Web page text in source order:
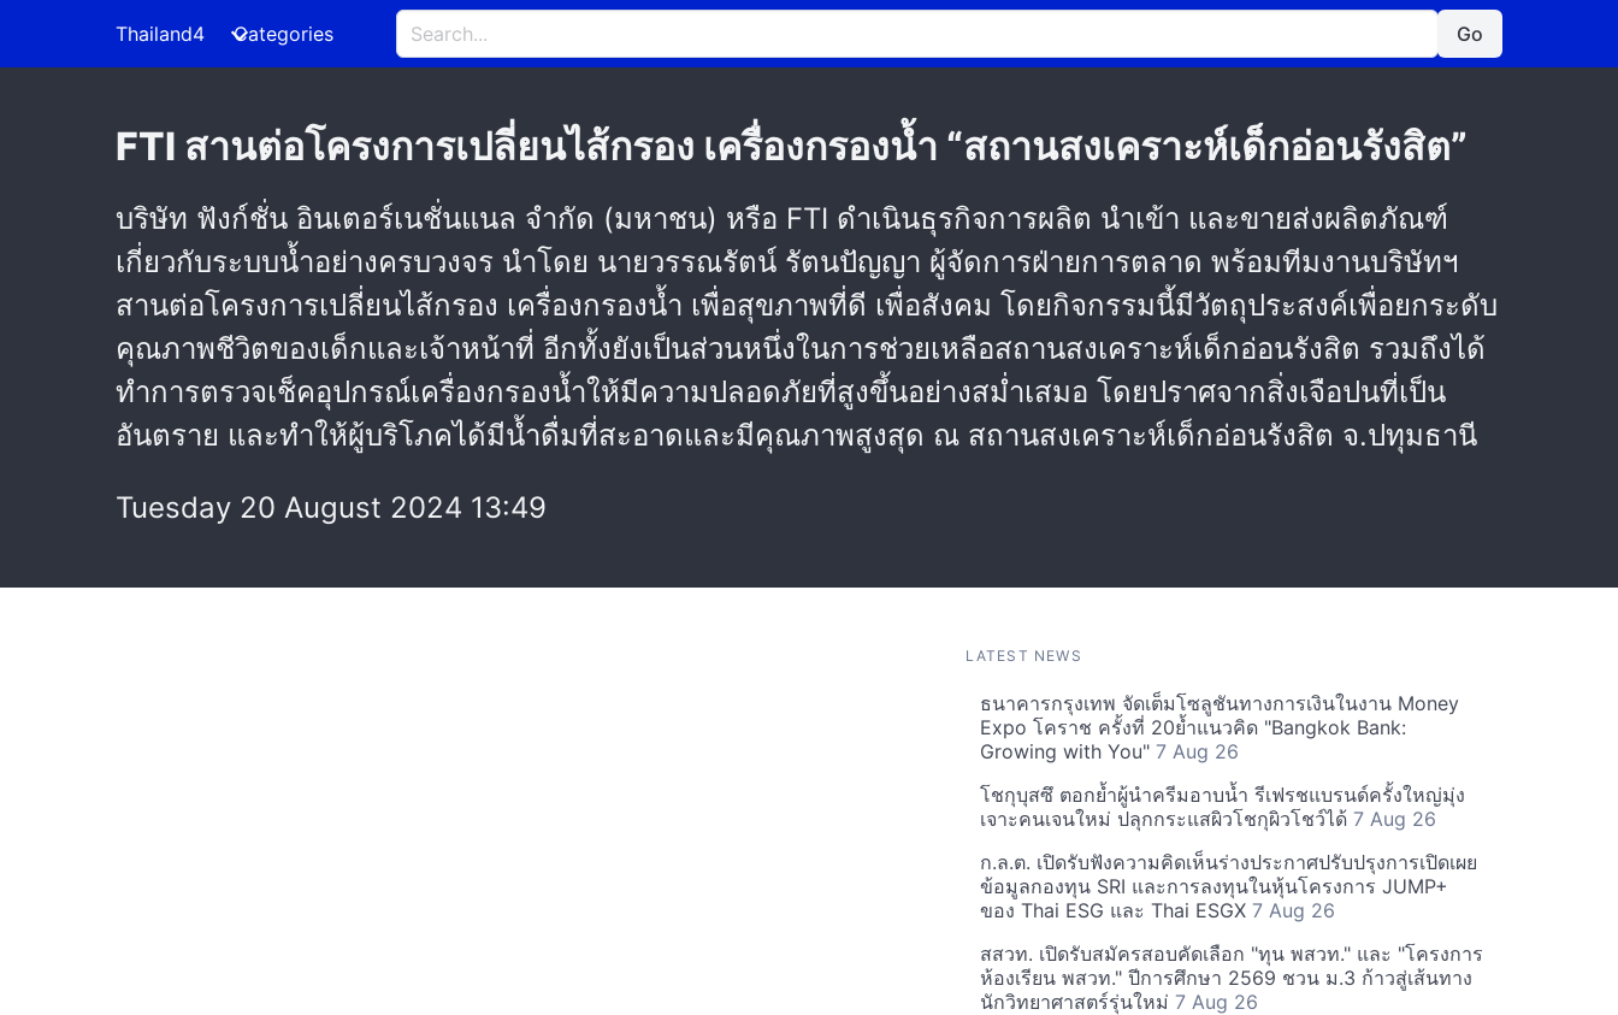
Thailand4 Categories Go
FTI สานต่อโครงการเปลี่ยนไส้กรอง เครื่องกรองน้ำ “สถานสงเคราะห์เด็กอ่อนรังสิต”
บริษัท ฟังก์ชั่น อินเตอร์เนชั่นแนล จำกัด (มหาชน) หรือ FTI ดำเนินธุรกิจการผลิต นำเข้า และขายส่งผลิตภัณฑ์
เกี่ยวกับระบบน้ำอย่างครบวงจร นำโดย นายวรรณรัตน์ รัตนปัญญา ผู้จัดการฝ่ายการตลาด พร้อมทีมงานบริษัทฯ
สานต่อโครงการเปลี่ยนไส้กรอง เครื่องกรองน้ำ เพื่อสุขภาพที่ดี เพื่อสังคม โดยกิจกรรมนี้มีวัตถุประสงค์เพื่อยกระดับ
คุณภาพชีวิตของเด็กและเจ้าหน้าที่ อีกทั้งยังเป็นส่วนหนึ่งในการช่วยเหลือสถานสงเคราะห์เด็กอ่อนรังสิต รวมถึงได้
ทำการตรวจเช็คอุปกรณ์เครื่องกรองน้ำให้มีความปลอดภัยที่สูงขึ้นอย่างสม่ำเสมอ โดยปราศจากสิ่งเจือปนที่เป็น
อันตราย และทำให้ผู้บริโภคได้มีน้ำดื่มที่สะอาดและมีคุณภาพสูงสุด ณ สถานสงเคราะห์เด็กอ่อนรังสิต จ.ปทุมธานี
Tuesday 20 August 2024 13:49
LATEST NEWS
ธนาคารกรุงเทพ จัดเต็มโซลูชันทางการเงินในงาน Money
Expo โคราช ครั้งที่ 20ย้ำแนวคิด "Bangkok Bank:
Growing with You" 7 Aug 26
โชกุบุสซึ ตอกย้ำผู้นำครีมอาบน้ำ รีเฟรชแบรนด์ครั้งใหญ่มุ่ง
เจาะคนเจนใหม่ ปลุกกระแสผิวโชกุผิวโชว์ได้ 7 Aug 26
ก.ล.ต. เปิดรับฟังความคิดเห็นร่างประกาศปรับปรุงการเปิดเผย
ข้อมูลกองทุน SRI และการลงทุนในหุ้นโครงการ JUMP+
ของ Thai ESG และ Thai ESGX 7 Aug 26
สสวท. เปิดรับสมัครสอบคัดเลือก "ทุน พสวท." และ "โครงการ
ห้องเรียน พสวท." ปีการศึกษา 2569 ชวน ม.3 ก้าวสู่เส้นทาง
นักวิทยาศาสตร์รุ่นใหม่ 7 Aug 26